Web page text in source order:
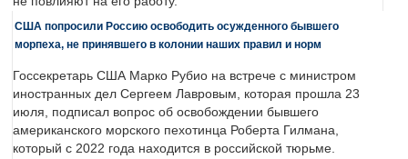
США попросили Россию освободить осужденного бывшего
морпеха, не принявшего в колонии наших правил и норм
Госсекретарь США Марко Рубио на встрече с министром
иностранных дел Сергеем Лавровым, которая прошла 23
июля, подписал вопрос об освобождении бывшего
американского морского пехотинца Роберта Гилмана,
который с 2022 года находится в российской тюрьме.